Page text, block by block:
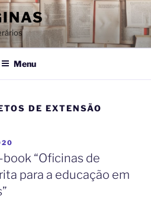
de ferramentas
Menu
DE EXTENSÃO
“Oficinas de
para a educação em